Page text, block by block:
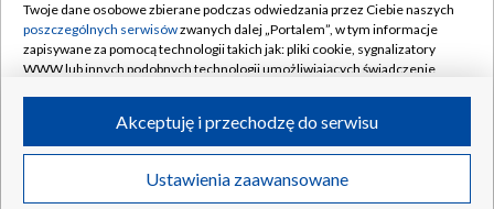
Ogłoszenia przetargowe
Akademia Telewizyjna
Centrum informacji TVP
System NOS
©2026 Telewizja Polska Spółka Akcyjna w likwidacji
Polska
Twoje dane osobowe zbierane podczas odwiedzania przez Ciebie naszych
poszczególnych serwisówzwanych dalej „Portalem”, w tym informacje
zapisywane za pomocą technologii takich jak: pliki cookie, sygnalizatory
WWW lub innych podobnych technologii umożliwiających świadczenie
ruchu w Internecie.
Twoje dane osobowe zbierane podczas odwiedzania przez Ciebie
poszczególnych serwisówna Portalu, takie jak adresy IP, identyfikatory
Ustawienia zaawansowane
Akceptuję i przechodzę do serwisu